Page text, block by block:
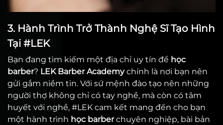
3. Hành Trình Trở Thành Nghệ Sĩ Tạo Hình
Tại #LEK
Bạn đang tìm kiếm một địa chỉ uy tín để học
barber? LEK Barber Academychính là nơi bạn nên
gửi gắm niềm tin. Với sứ mệnh đào tạo nên những
người thợ không chỉ có tay nghề, mà còn có tâm
huyết với nghề, #LEK cam kết mang đến cho bạn
một hành trình học barberchuyên nghiệp, bài bản